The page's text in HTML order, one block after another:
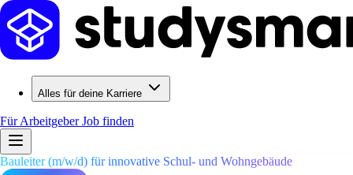
Alles für deine Karriere
Für ArbeitgeberJob finden
Bauleiter (m/w/d) für innovative Schul- und Wohngebäude